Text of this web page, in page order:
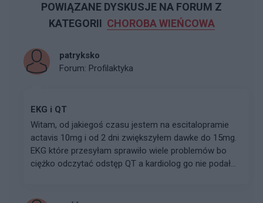
POWIĄZANE DYSKUSJE NA FORUM Z
KATEGORII CHOROBA WIEŃCOWA
patryksko
Forum: Profilaktyka
EKG i QT
Witam, od jakiegoś czasu jestem na escitalopramie
actavis 10mg i od 2 dni zwiększyłem dawke do 15mg.
EKG które przesyłam sprawiło wiele problemów bo
ciężko odczytać odstęp QT a kardiolog go nie podał...